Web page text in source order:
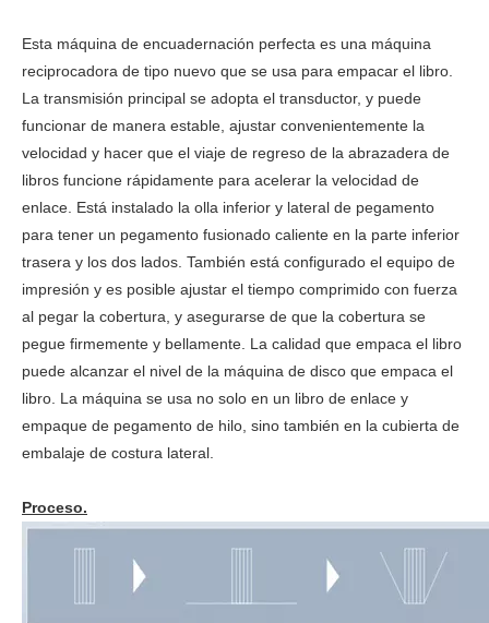
Esta máquina de encuadernación perfecta es una máquina
reciprocadora de tipo nuevo que se usa para empacar el libro.
La transmisión principal se adopta el transductor, y puede
funcionar de manera estable, ajustar convenientemente la
velocidad y hacer que el viaje de regreso de la abrazadera de
libros funcione rápidamente para acelerar la velocidad de
enlace. Está instalado la olla inferior y lateral de pegamento
para tener un pegamento fusionado caliente en la parte inferior
trasera y los dos lados. También está configurado el equipo de
impresión y es posible ajustar el tiempo comprimido con fuerza
al pegar la cobertura, y asegurarse de que la cobertura se
pegue firmemente y bellamente. La calidad que empaca el libro
puede alcanzar el nivel de la máquina de disco que empaca el
libro. La máquina se usa no solo en un libro de enlace y
empaque de pegamento de hilo, sino también en la cubierta de
embalaje de costura lateral.
Proceso.